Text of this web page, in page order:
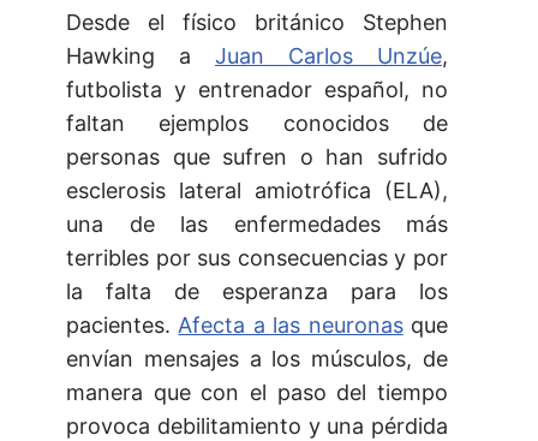
Desde el físico británico Stephen
Hawking a Juan Carlos Unzúe,
futbolista y entrenador español, no
faltan ejemplos conocidos de
personas que sufren o han sufrido
esclerosis lateral amiotrófica (ELA),
una de las enfermedades más
terribles por sus consecuencias y por
la falta de esperanza para los
pacientes.Afecta a las neuronasque
envían mensajes a los músculos, de
manera que con el paso del tiempo
provoca debilitamiento y una pérdida